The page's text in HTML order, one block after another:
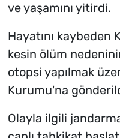
ve yaşamını yitirdi.
Hayatını kaybeden
kesin ölüm
otopsi yapılmak
Kurumu'na
Olayla ilgili